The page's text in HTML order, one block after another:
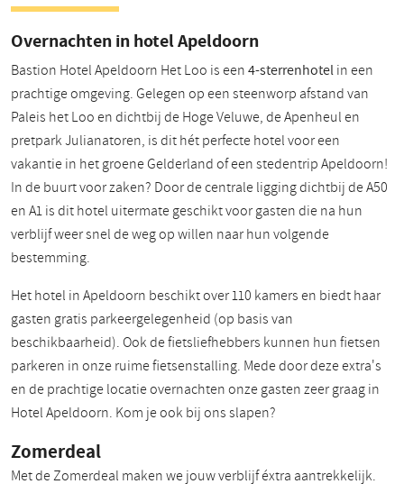
Overnachten in hotel Apeldoorn
Bastion Hotel Apeldoorn Het Loo is een4-sterrenhotelin een
prachtige omgeving. Gelegen op een steenworp afstand van
Paleis het Loo en dichtbij de Hoge Veluwe, de Apenheul en
pretpark Julianatoren, is dit hét perfecte hotel voor een
vakantie in het groene Gelderland of een stedentrip Apeldoorn!
In de buurt voor zaken? Door de centrale ligging dichtbij de A50
en A1 is dit hotel uitermate geschikt voor gasten die na hun
verblijf weer snel de weg op willen naar hun volgende
bestemming.
Het hotel in Apeldoorn beschikt over 110 kamers en biedt haar
gasten gratis parkeergelegenheid (op basis van
beschikbaarheid). Ook de fietsliefhebbers kunnen hun fietsen
parkeren in onze ruime fietsenstalling. Mede door deze extra's
en de prachtige locatie overnachten onze gasten zeer graag in
Hotel Apeldoorn. Kom je ook bij ons slapen?
Zomerdeal
Met de Zomerdeal maken we jouw verblijf éxtra aantrekkelijk.